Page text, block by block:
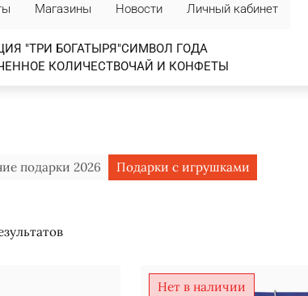
Магазины Новости Личный кабинет
"ТРИ БОГАТЫРЯ"СИМВОЛ ГОДА
КОЛИЧЕСТВОЧАЙ И КОНФЕТЫ
подарки 2026 Подарки с игрушками
Нет в наличии